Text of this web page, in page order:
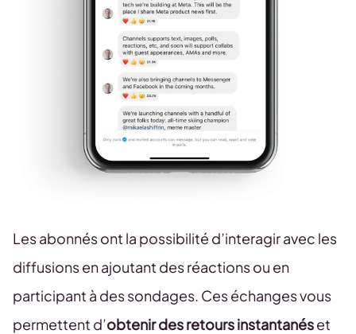
Les abonnés ont la possibilité d’interagir avec les
diffusions en ajoutant des réactions ou en
participant à des sondages. Ces échanges vous
permettent d’obtenir des retours instantanéset